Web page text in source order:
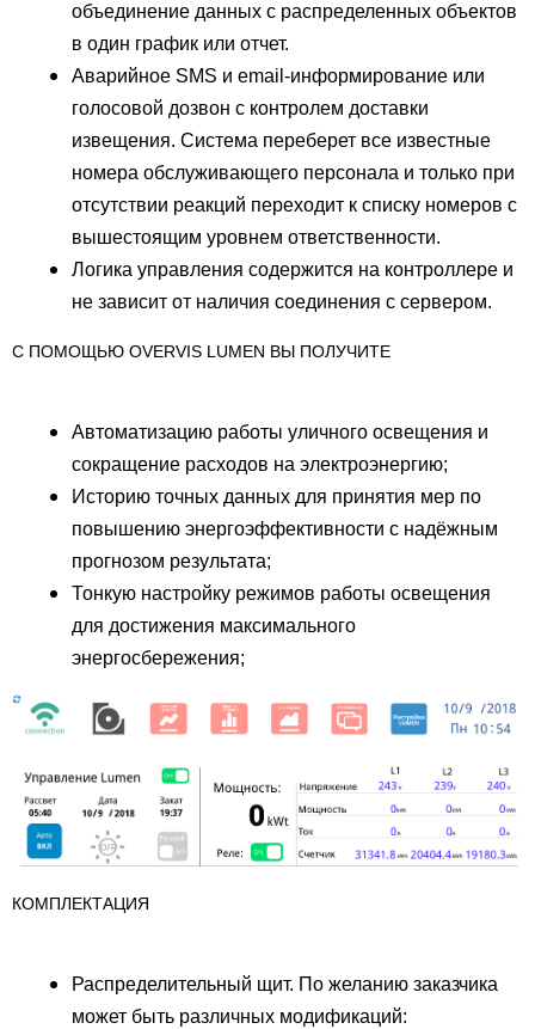
объединение данных с распределенных объектов
в один график или отчет.
Аварийное SMS и email-информирование или
голосовой дозвон с контролем доставки
извещения. Система переберет все известные
номера обслуживающего персонала и только при
отсутствии реакций переходит к списку номеров с
вышестоящим уровнем ответственности.
Логика управления содержится на контроллере и
не зависит от наличия соединения с сервером.
С ПОМОЩЬЮ OVERVIS LUMEN ВЫ ПОЛУЧИТЕ
Автоматизацию работы уличного освещения и
сокращение расходов на электроэнергию;
Историю точных данных для принятия мер по
повышению энергоэффективности с надёжным
прогнозом результата;
Тонкую настройку режимов работы освещения
для достижения максимального
энергосбережения;
КОМПЛЕКТАЦИЯ
Распределительный щит. По желанию заказчика
может быть различных модификаций: